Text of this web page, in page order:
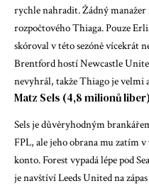
rychle nahradit. Žádný
rozpočtového Thiaga. Pouze
skóroval v této sezóně vícekrát
Brentford hostí Newcastle
nevyhrál, takže Thiago je
Matz Sels (4,8 milionů
Sels je důvěryhodným
FPL, ale jeho obrana mu zatím
konto. Forest vypadá lépe pod
je navštíví Leeds United na